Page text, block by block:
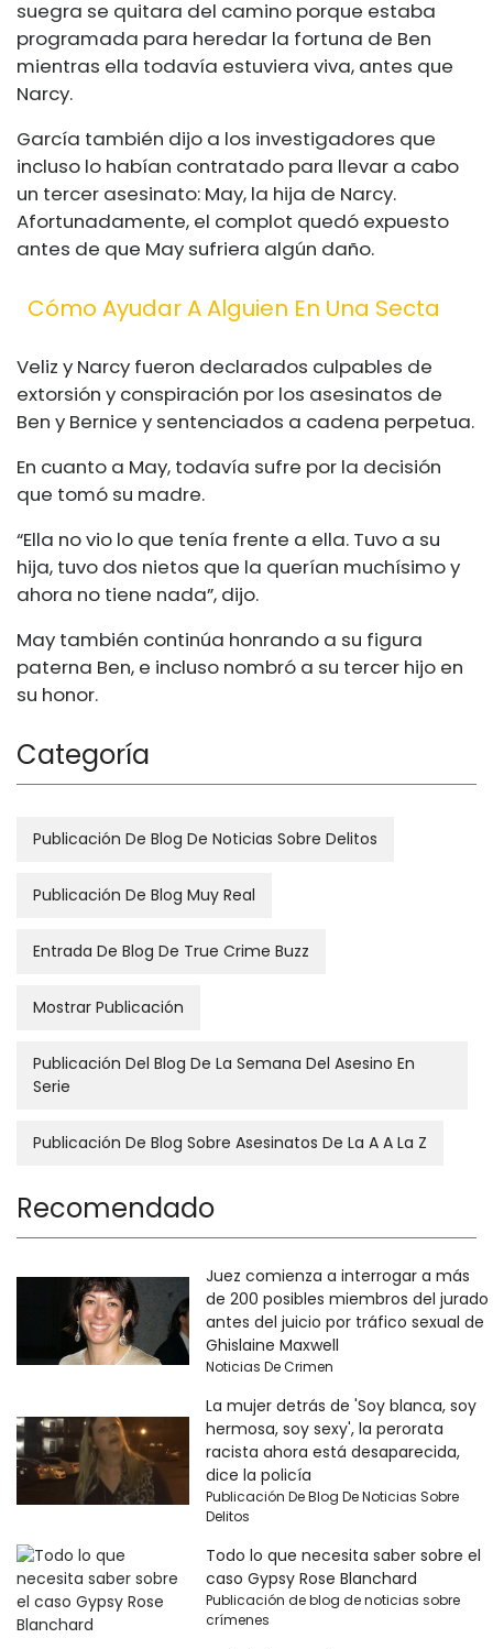
suegra se quitara del camino porque estaba
programada para heredar la fortuna de Ben
mientras ella todavía estuviera viva, antes que
Narcy.
García también dijo a los investigadores que
incluso lo habían contratado para llevar a cabo
un tercer asesinato: May, la hija de Narcy.
Afortunadamente, el complot quedó expuesto
antes de que May sufriera algún daño.
Cómo Ayudar A Alguien En Una Secta
Veliz y Narcy fueron declarados culpables de
extorsión y conspiración por los asesinatos de
Ben y Bernice y sentenciados a cadena perpetua.
En cuanto a May, todavía sufre por la decisión
que tomó su madre.
“Ella no vio lo que tenía frente a ella. Tuvo a su
hija, tuvo dos nietos que la querían muchísimo y
ahora no tiene nada”, dijo.
May también continúa honrando a su figura
paterna Ben, e incluso nombró a su tercer hijo en
su honor.
Categoría
Publicación De Blog De Noticias Sobre Delitos
Publicación De Blog Muy Real
Entrada De Blog De True Crime Buzz
Mostrar Publicación
Publicación Del Blog De La Semana Del Asesino En
Serie
Publicación De Blog Sobre Asesinatos De La A A La Z
Recomendado
Juez comienza a interrogar a más
de 200 posibles miembros del jurado
antes del juicio por tráfico sexual de
Ghislaine Maxwell
Noticias De Crimen
La mujer detrás de 'Soy blanca, soy
hermosa, soy sexy', la perorata
racista ahora está desaparecida,
dice la policía
Publicación De Blog De Noticias Sobre
Delitos
Todo lo que necesita saber sobre el
caso Gypsy Rose Blanchard
Publicación de blog de noticias sobre
crímenes